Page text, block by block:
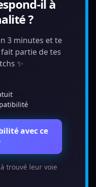
il à
?
3 minutes et te
partie de tes
✨
avec ce
trouvé leur voie